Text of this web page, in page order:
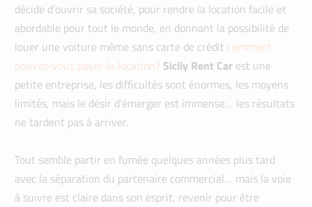
décide d’ouvrir sa société, pour rendre la location facile et
abordable pour tout le monde, en donnant la possibilité de
louer une voiture même sans carte de crédit comment
pouvez-vous payer la location? Sicily Rent Car est une
petite entreprise, les difficultés sont énormes, les moyens
limités, mais le désir d’émerger est immense… les résultats
ne tardent pas à arriver.
Tout semble partir en fumée quelques années plus tard
avec la séparation du partenaire commercial… mais la voie
à suivre est claire dans son esprit, revenir pour être